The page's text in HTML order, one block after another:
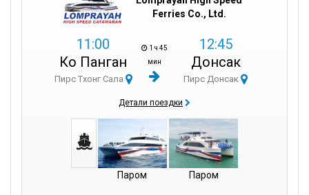
Ferries Co., Ltd.
11:00
Ко Панган
Пирс Тхонг Сала
1 ч 45
мин
12:45
Донсак
Пирс Донсак
Детали поездки
Паром Паром